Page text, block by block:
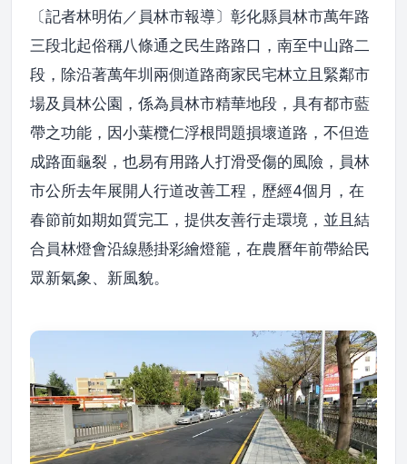
〔記者林明佑／員林市報導〕彰化縣員林市萬年路
三段北起俗稱八條通之民生路路口，南至中山路二
段，除沿著萬年圳兩側道路商家民宅林立且緊鄰市
場及員林公園，係為員林市精華地段，具有都市藍
帶之功能，因小葉欖仁浮根問題損壞道路，不但造
成路面龜裂，也易有用路人打滑受傷的風險，員林
市公所去年展開人行道改善工程，歷經4個月，在
春節前如期如質完工，提供友善行走環境，並且結
合員林燈會沿線懸掛彩繪燈籠，在農曆年前帶給民
眾新氣象、新風貌。